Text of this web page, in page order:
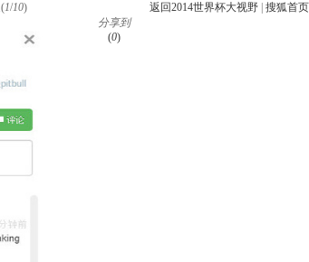
返回2014世界杯大视野 搜狐首页
(1/10)
分享到
(0)